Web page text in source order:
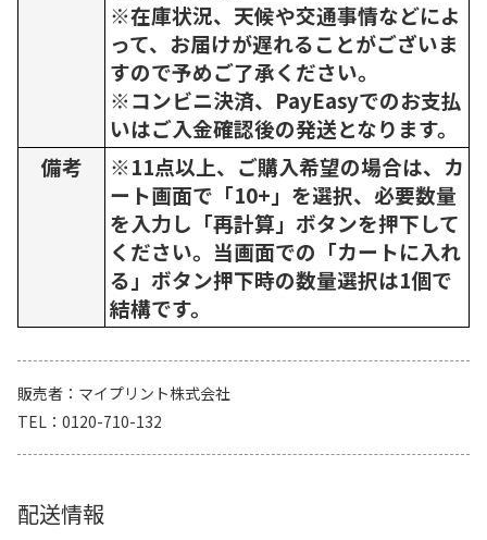
※在庫状況、天候や交通事情などによ
って、お届けが遅れることがございま
すので予めご了承ください。
※コンビニ決済、PayEasyでのお支払
いはご入金確認後の発送となります。
備考
※11点以上、ご購入希望の場合は、カ
ート画面で「10+」を選択、必要数量
を入力し「再計算」ボタンを押下して
ください。当画面での「カートに入れ
る」ボタン押下時の数量選択は1個で
結構です。
販売者
マイプリント株式会社
TEL
0120-710-132
配送情報